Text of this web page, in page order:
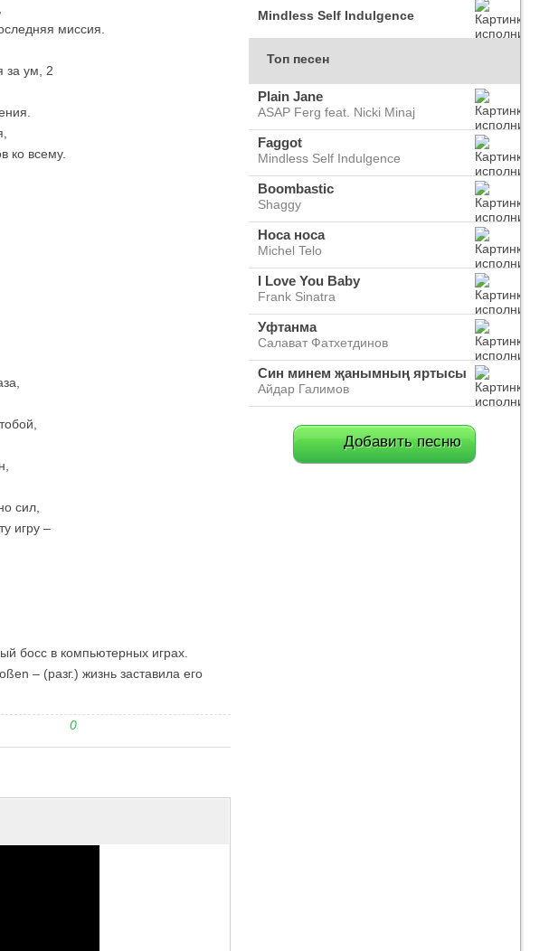
миссия.
за ум, 2
ко всему.
сил,
игру –
босс в компьютерных играх.
– (разг.) жизнь заставила его
0
Mindless Self Indulgence
Топ песен
Plain Jane
ASAP Ferg feat. Nicki Minaj
Faggot
Mindless Self Indulgence
Boombastic
Shaggy
Носа носа
Michel Telo
I Love You Baby
Frank Sinatra
Уфтанма
Салават Фатхетдинов
Син минем җанымның яртысы
Айдар Галимов
Добавить песню